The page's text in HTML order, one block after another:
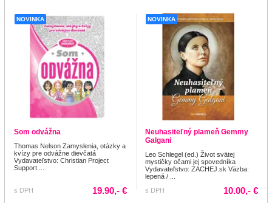
NOVINKA
Som odvážna
Thomas Nelson Zamyslenia, otázky a
kvízy pre odvážne dievčatá
Vydavateľstvo: Christian Project
Support ...
s DPH 19.90,- €
NOVINKA
Neuhasiteľný plameň Gemmy
Galgani
Leo Schlegel (ed.) Život svätej
mystičky očami jej spovedníka
Vydavateľstvo: ZACHEJ.sk Väzba:
lepená / ...
s DPH
10.00,- €